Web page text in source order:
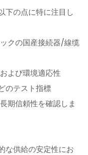
下の点に特に注目し
クの国産接続器/線缆
よび環境適応性
のテスト指標
期信頼性を確認しま
な供給の安定性にお